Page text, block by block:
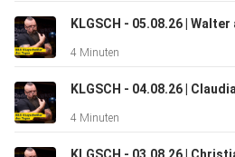
4 Minuten
KLGSCH - 04.08.26 |
4 Minuten